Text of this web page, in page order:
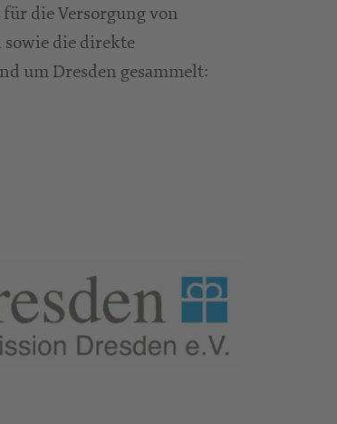
die Versorgung von
die direkte
um Dresden gesammelt: